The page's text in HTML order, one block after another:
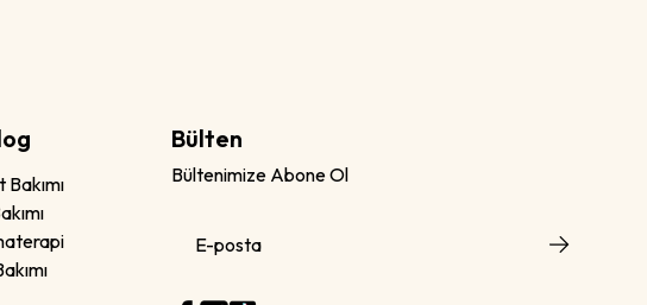
Bakımı
Bülten
Bültenimize Abone Ol